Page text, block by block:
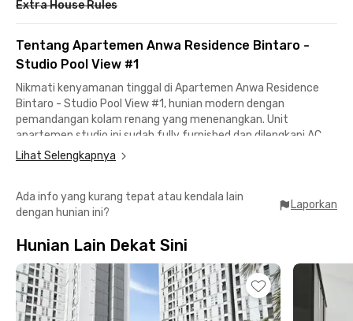
Extra House Rules
Tentang Apartemen Anwa Residence Bintaro -
Studio Pool View #1
Nikmati kenyamanan tinggal di Apartemen Anwa Residence
Bintaro - Studio Pool View #1, hunian modern dengan
pemandangan kolam renang yang menenangkan. Unit
apartemen studio ini sudah fully furnished dan dilengkapi AC,
kamar mandi dalam dengan water heater, serta dapur lengkap
dengan kitchen set, kompor, kulkas, dan dispenser, sehingga
juga mendukung kebutuhan sehari-hari, mulai dari kolam
renang, fitness center, lobby, lift, area parkir, CCTV, minimarket,
pengalaman tinggal semakin praktis dan nyaman.Lokasi
apartemen studio ini strategis di kawasan Bintaro dengan
akses mudah ke berbagai destinasi penting. Hanya sekitar 3
menit ke Stasiun Jurang Mangu, 9 menit ke Bintaro Jaya
Xchange Mall dan Pasar Modern Bintaro Jaya, 11 menit ke RS
Lihat Selengkapnya
Ada info yang kurang tepat atau kendala lain
dengan hunian ini?
Laporkan
Hunian Lain Dekat Sini